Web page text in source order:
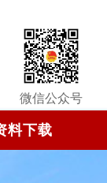
微信公众号
料下载